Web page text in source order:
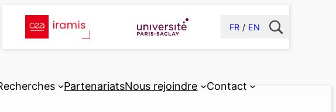
FR EN
PartenariatsNous rejoindre Contact